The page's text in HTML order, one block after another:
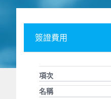
簽證費用
項次
名稱